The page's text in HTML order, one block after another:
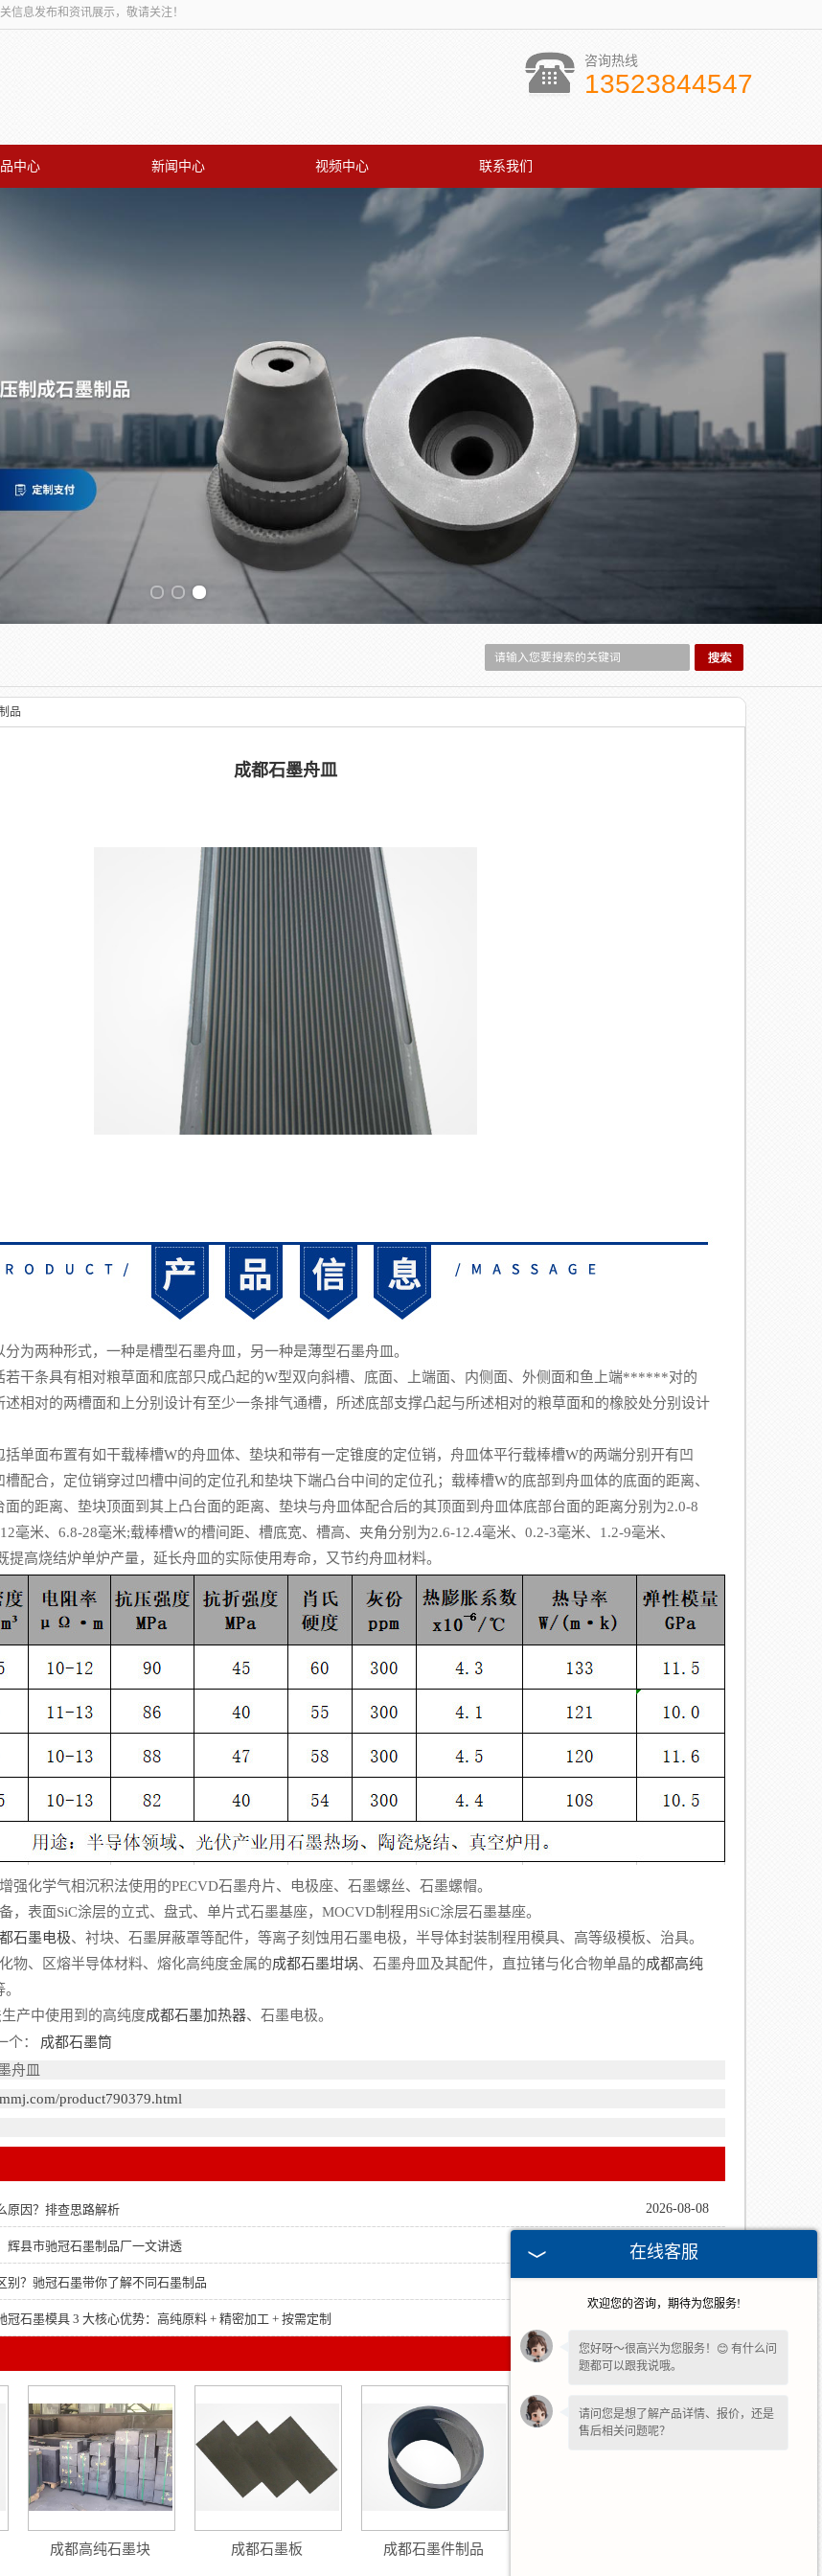
信息发布和资讯展示，敬请关注！
咨询热线
13523844547
中心 新闻中心 视频中心 联系我们
品
成都石墨舟皿
分为两种形式，一种是槽型石墨舟皿，另一种是薄型石墨舟皿。
条具有相对粮草面和底部只成凸起的W型双向斜槽、底面、上端面、内侧面、外侧面和鱼上端******对的
述相对的两槽面和上分别设计有至少一条排气通槽，所述底部支撑凸起与所述相对的粮草面和的橡胶处分别设计
面布置有如干载棒槽W的舟皿体、垫块和带有一定锥度的定位销，舟皿体平行载棒槽W的两端分别开有凹
配合，定位销穿过凹槽中间的定位孔和垫块下端凸台中间的定位孔；载棒槽W的底部到舟皿体的底面的距离、
面的距离、垫块顶面到其上凸台面的距离、垫块与舟皿体配合后的其顶面到舟皿体底部台面的距离分别为2.0-8
毫米、6.8-28毫米;载棒槽W的槽间距、槽底宽、槽高、夹角分别为2.6-12.4毫米、0.2-3毫米、1.2-9毫米、
提高烧结炉单炉产量，延长舟皿的实际使用寿命，又节约舟皿材料。
化学气相沉积法使用的PECVD石墨舟片、电极座、石墨螺丝、石墨螺帽。
表面SiC涂层的立式、盘式、单片式石墨基座，MOCVD制程用SiC涂层石墨基座。
石墨电极、衬块、石墨屏蔽罩等配件，等离子刻蚀用石墨电极，半导体封装制程用模具、高等级模板、治具。
、区熔半导体材料、熔化高纯度金属的成都石墨坩埚、石墨舟皿及其配件，直拉锗与化合物单晶的成都高纯
产中使用到的高纯度成都石墨加热器、石墨电极。
个：
成都石墨筒
舟皿
product790379.html
2026-08-08
原因？排查思路解析
2026-05-19
辉县市驰冠石墨制品厂一文讲透
2026-04-14
别？驰冠石墨带你了解不同石墨制品
冠石墨模具 3 大核心优势：高纯原料 + 精密加工 + 按需定制
成都高纯石墨块 成都石墨板 成都石墨件制品
在线客服
欢迎您的咨询，期待为您服务!
您好呀～很高兴为您服务！😊 有什么问
题都可以跟我说哦。
请问您是想了解产品详情、报价，还是
售后相关问题呢？